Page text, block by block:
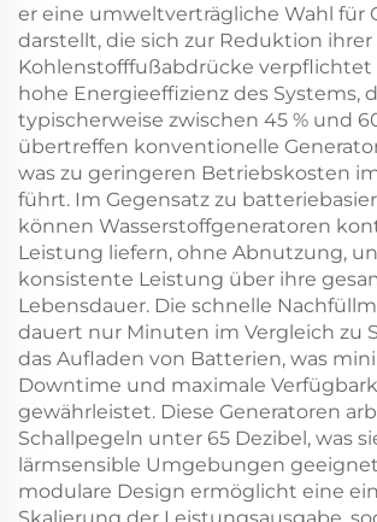
er eine umweltverträgliche Wahl für
darstellt, die sich zur Reduktion ihrer
Kohlenstofffußabdrücke verpflichtet
hohe Energieeffizienz des Systems,
typischerweise zwischen 45 % und
übertreffen konventionelle
was zu geringeren Betriebskosten
führt. Im Gegensatz zu
können Wasserstoffgeneratoren
Leistung liefern, ohne Abnutzung,
konsistente Leistung über ihre
Lebensdauer. Die schnelle
dauert nur Minuten im Vergleich zu
das Aufladen von Batterien, was
Downtime und maximale
gewährleistet. Diese Generatoren
Schallpegeln unter 65 Dezibel, was
lärmsensible Umgebungen
modulare Design ermöglicht eine